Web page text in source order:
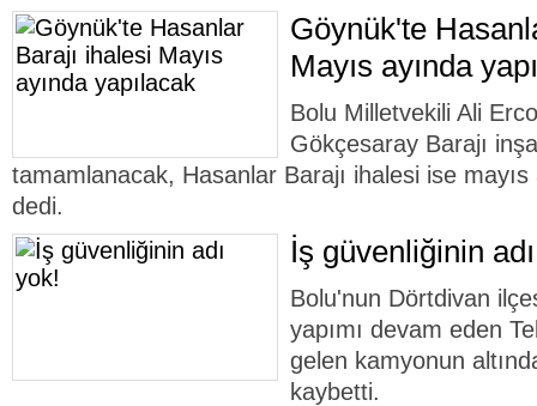
Göynük'te
Mayıs ayında
Bolu Milletvekili Ali
Gökçesaray Barajı
tamamlanacak, Hasanlar Barajı ihalesi ise
dedi.
İş güvenliğinin
Bolu'nun Dörtdivan
yapımı devam eden
gelen kamyonun
kaybetti.